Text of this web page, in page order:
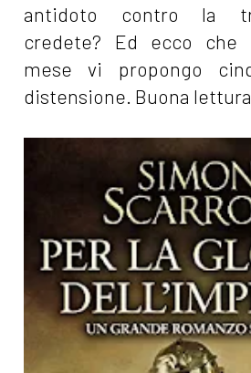
antidoto contro la
credete? Ed ecco che
mese vi propongo
distensione. Buona